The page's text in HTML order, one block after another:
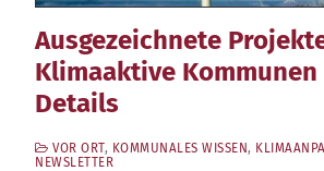
Ausgezeichnete
Klimaaktive
Details
VOR ORT, KOMMUNALES WISSEN,
NEWSLETTER